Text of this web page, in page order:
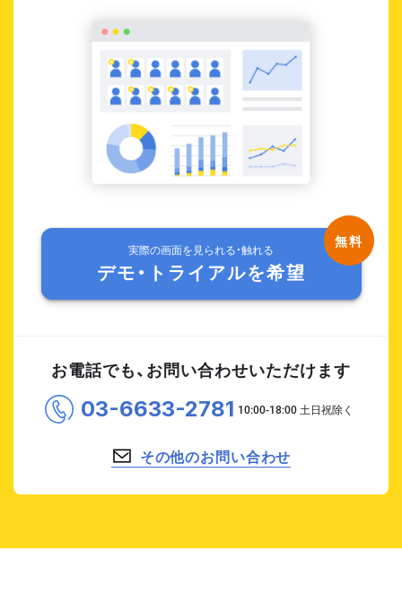
実際の画面を見られる・触れる
デモ・トライアルを希望
お電話でも、お問い合わせいただけます
03-6633-2781
その他のお問い合わせ